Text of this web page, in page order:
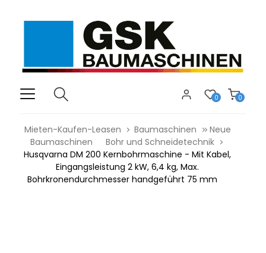
0
0
Mieten-Kaufen-Leasen Baumaschinen
Neue
Baumaschinen
Bohr und Schneidetechnik
Husqvarna DM 200 Kernbohrmaschine - Mit Kabel,
Eingangsleistung 2 kW, 6,4 kg, Max.
Bohrkronendurchmesser handgeführt 75 mm